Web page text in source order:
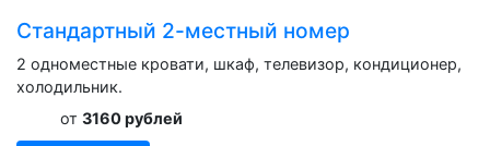
Стандартный 2-местный номер
2 одноместные кровати, шкаф, телевизор, кондиционер,
холодильник.
от 3160 рублей